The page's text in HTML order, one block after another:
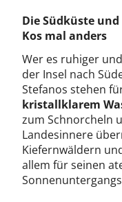
Die Südküste
Kos mal anders
Wer es ruhiger
der Insel nach
Stefanos stehen
kristallklarem
zum Schnorcheln
Landesinnere
Kiefernwäldern
allem für seinen